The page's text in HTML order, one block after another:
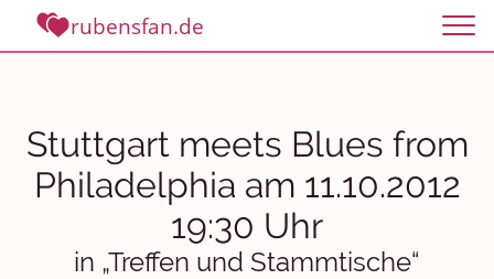
rubensfan.de
Stuttgart meets Blues from
Philadelphia am 11.10.2012
19:30 Uhr
in „Treffen und Stammtische“